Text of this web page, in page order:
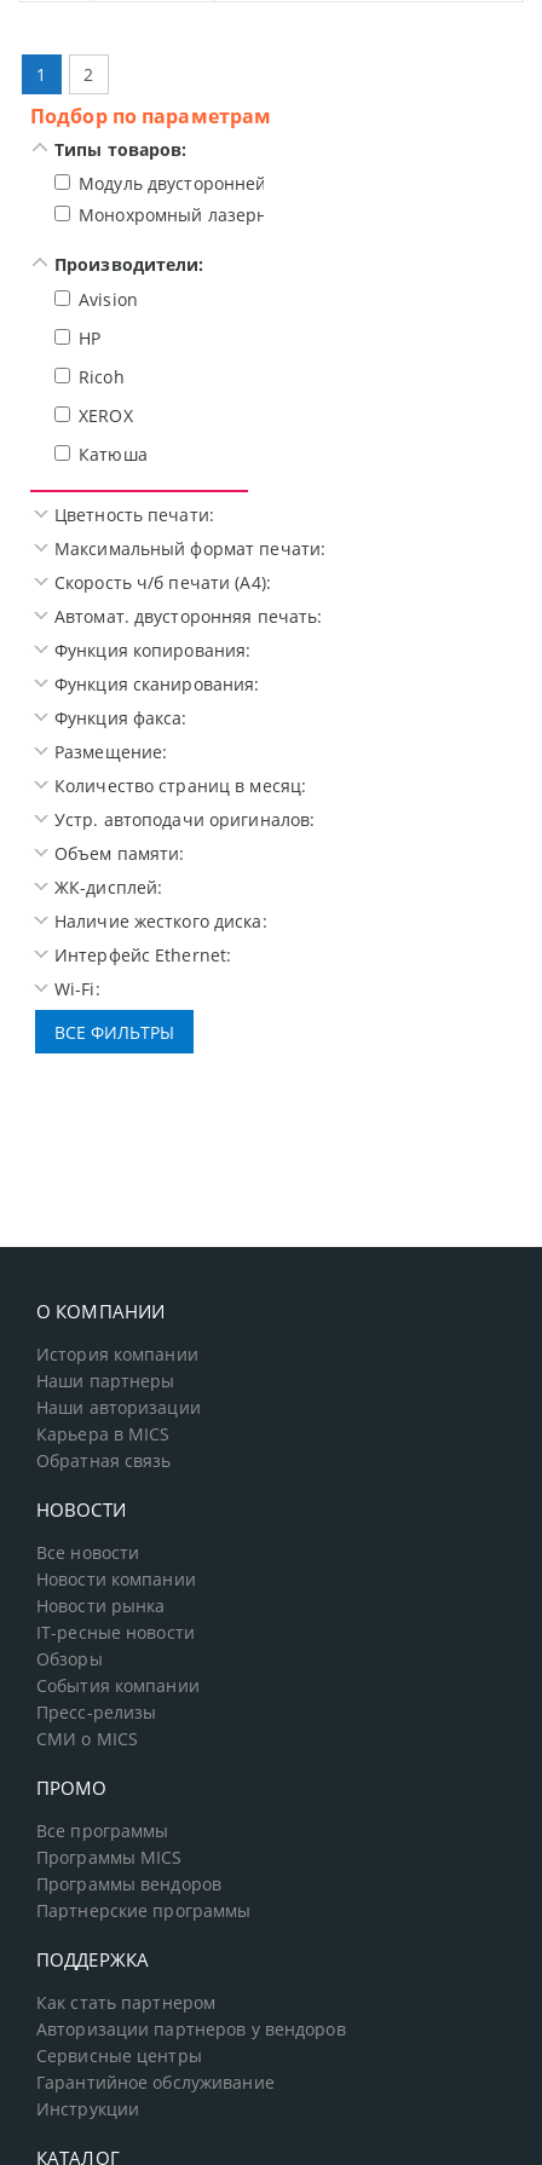
1 2
Подбор по параметрам
Типы товаров:
Модуль двусторонней печати
Монохромный лазерный МФУ
Производители:
Avision
HP
Ricoh
XEROX
Катюша
Цветность печати:
Максимальный формат печати:
Скорость ч/б печати (A4):
Автомат. двусторонняя печать:
Функция копирования:
Функция сканирования:
Функция факса:
Размещение:
Количество страниц в месяц:
Устр. автоподачи оригиналов:
Объем памяти:
ЖК-дисплей:
Наличие жесткого диска:
Интерфейс Ethernet:
Wi-Fi:
О КОМПАНИИ
История компании
Наши партнеры
Наши авторизации
Карьера в MICS
Обратная связь
НОВОСТИ
Все новости
Новости компании
Новости рынка
IT-ресные новости
Обзоры
События компании
Пресс-релизы
СМИ о MICS
ПРОМО
Все программы
Программы MICS
Программы вендоров
Партнерские программы
ПОДДЕРЖКА
Как стать партнером
Авторизации партнеров у вендоров
Сервисные центры
Гарантийное обслуживание
Инструкции
КАТАЛОГ